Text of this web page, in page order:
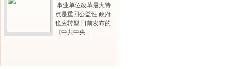
事业单位改革最大特
点是重回公益性 政府
也应转型 日前发布的
《中共中央...